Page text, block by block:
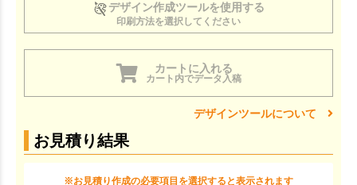
デザイン作成ツールを使用する
印刷方法を選択してください
カートに入れる
カート内でデータ入稿
デザインツールについて
お見積り結果
※お見積り作成の必要項目を選択すると表示されます